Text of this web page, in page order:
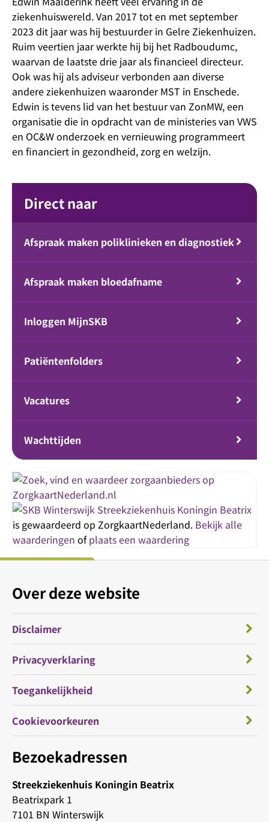
ziekenhuiswereld. Van 2017 tot en met september
2023 dit jaar was hij bestuurder in Gelre Ziekenhuizen.
Ruim veertien jaar werkte hij bij het Radboudumc,
waarvan de laatste drie jaar als financieel directeur.
Ook was hij als adviseur verbonden aan diverse
andere ziekenhuizen waaronder MST in Enschede.
Edwin is tevens lid van het bestuur van ZonMW, een
organisatie die in opdracht van de ministeries van VWS
en OC&W onderzoek en vernieuwing programmeert
en financiert in gezondheid, zorg en welzijn.
Direct naar
Afspraak maken poliklinieken en diagnostiek
Afspraak maken bloedafname
Inloggen MijnSKB
Patiëntenfolders
Vacatures
Wachttijden
Streekziekenhuis Koningin Beatrix
is gewaardeerd op ZorgkaartNederland. Bekijk alle
waarderingen ofplaats een waardering
Bezoekadressen
Streekziekenhuis Koningin Beatrix
Beatrixpark 1
7101 BN Winterswijk
Over deze website
Disclaimer
Privacyverklaring
Toegankelijkheid
Cookievoorkeuren